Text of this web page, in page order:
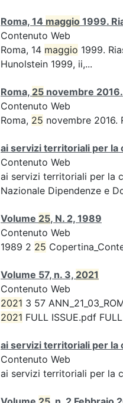
Roma, 14 maggio 1999.
Contenuto Web
Roma, 14 maggio 1999.
Hunolstein 1999, ii,...
Roma, 25 novembre 2016.
Contenuto Web
Roma, 25 novembre 2016.
ai servizi territoriali per la
Contenuto Web
ai servizi territoriali per la
Nazionale Dipendenze e
Volume 25, N. 2, 1989
Contenuto Web
1989 2 25
Volume 57, n. 3, 2021
Contenuto Web
2021 3 57
2021 FULL ISSUE.pdf
ai servizi territoriali per la
Contenuto Web
ai servizi territoriali per la